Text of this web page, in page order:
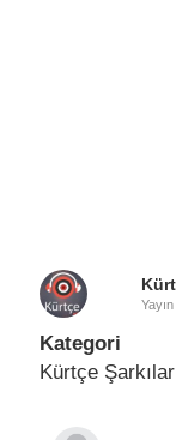
Yayın
Kategori
Kürtçe Şarkılar